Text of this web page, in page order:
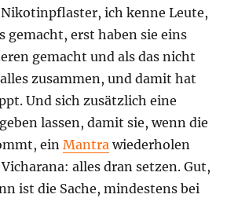
ich kenne Leute,
gemacht, erst haben sie eins
gemacht und als das nicht
zusammen, und damit hat
Und sich zusätzlich eine
lassen, damit sie, wenn die
einMantra wiederholen
alles dran setzen. Gut,
ist die Sache, mindestens bei